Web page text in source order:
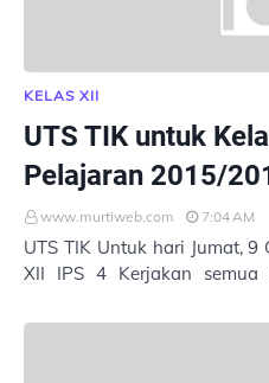
KELAS XII
UTS TIK untuk
Pelajaran 2015/
www.murtiweb.com 7:04 AM
UTS TIK Untuk hari Jumat, 9 Oktober
XII IPS 4 Kerjakan semua soal dengan baik. Pilihlah